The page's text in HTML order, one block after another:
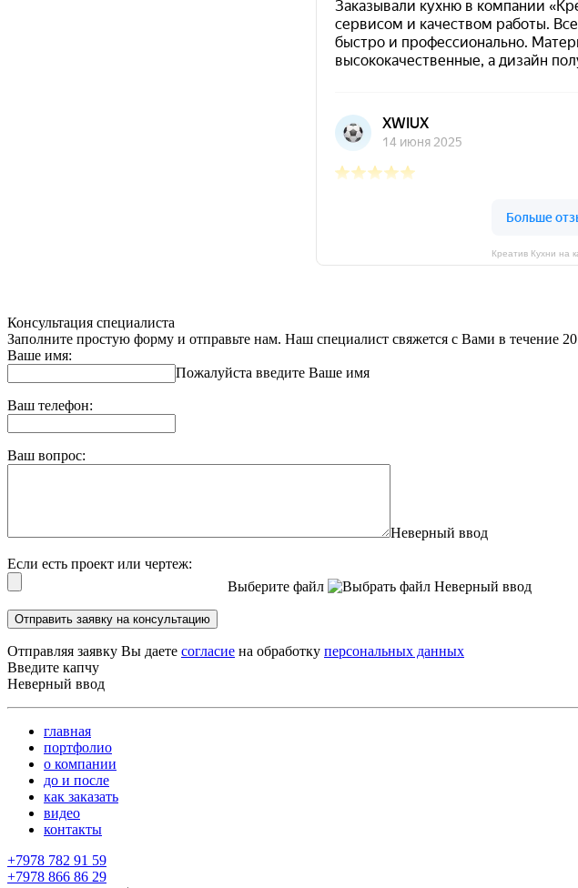
Креатив Кухни на
Консультация специалиста
Заполните простую форму и отправьте нам. Наш специалист свяжется с Вами в течение
Ваше имя:
Пожалуйста введите Ваше имя
Ваш телефон:
Ваш вопрос:
Неверный ввод
Если есть проект или чертеж:
Выберите файл
Неверный ввод
Отправить заявку на консультацию
Отправляя заявку Вы даете согласие на обработку персональных данных
Введите капчу
Неверный ввод
главная
портфолио
о компании
до и после
как заказать
видео
контакты
+7978 782 91 59
+7978 866 86 29